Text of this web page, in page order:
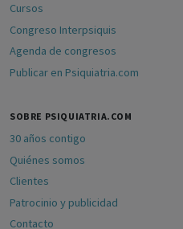
Cursos
Congreso Interpsiquis
Agenda de congresos
Publicar en Psiquiatria.com
SOBRE PSIQUIATRIA.COM
30 años contigo
Quiénes somos
Clientes
Patrocinio y publicidad
Contacto